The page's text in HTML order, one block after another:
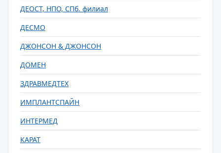
ДЕОСТ, НПО, СПб. филиал
ДЕСМО
ДЖОНСОН & ДЖОНСОН
ДОМЕН
ЗДРАВМЕДТЕХ
ИМПЛАНТСПАЙН
ИНТЕРМЕД
КАРАТ